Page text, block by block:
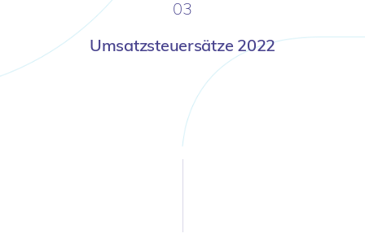
03
Umsatzsteuersätze 2022